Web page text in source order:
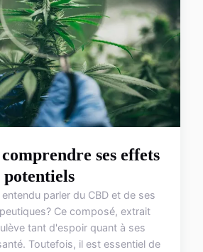
ses effets
potentiels
parler du CBD et de ses
Ce composé, extrait
tant d'espoir quant à ses
Toutefois, il est essentiel de